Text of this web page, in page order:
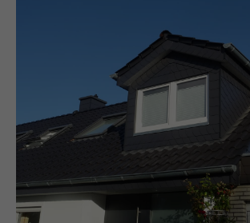
Have any questions?
+44 1234 567 890
Drop us a line
info@yourdomain.com
About us
Lorem ipsum dolor sit amet, consectetuer